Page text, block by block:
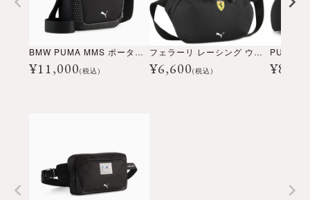
BMW PUMA MMS ポータブルバッグ
¥11,000(税込)
フェラーリ レーシング ウエストバッグ
¥6,600(税込) ¥